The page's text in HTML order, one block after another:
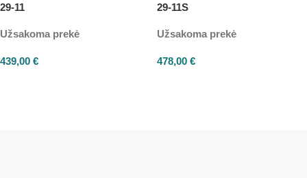
29-11
Užsakoma prekė
439,00 €
29-11S
Užsakoma prekė
478,00 €